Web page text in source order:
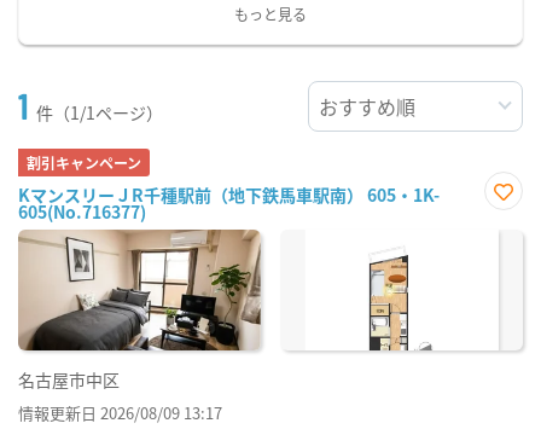
もっと見る
1 件（1/1ページ）
割引キャンペーン
KマンスリーＪR千種駅前（地下鉄馬車駅南） 605・1K-
605(No.716377)
に入
名古屋市中区
情報更新日 2026/08/09 13:17